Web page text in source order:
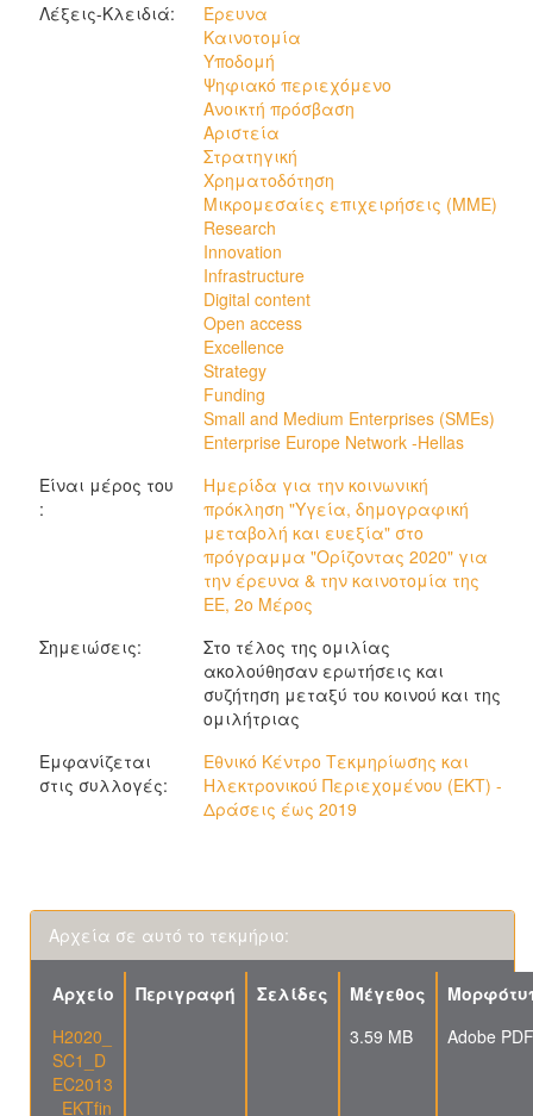
Λέξεις-Κλειδιά:
Έρευνα
Καινοτομία
Υποδομή
Ψηφιακό περιεχόμενο
Ανοικτή πρόσβαση
Αριστεία
Στρατηγική
Χρηματοδότηση
Μικρομεσαίες επιχειρήσεις (ΜΜΕ)
Research
Innovation
Infrastructure
Digital content
Open access
Excellence
Strategy
Funding
Small and Medium Enterprises (SMEs)
Enterprise Europe Network -Hellas
Είναι μέρος του
:
Ημερίδα για την κοινωνική
πρόκληση "Υγεία, δημογραφική
μεταβολή και ευεξία" στο
πρόγραμμα "Oρίζοντας 2020" για
την έρευνα & την καινοτομία της
ΕΕ, 2ο Μέρος
Σημειώσεις:
Στο τέλος της ομιλίας
ακολούθησαν ερωτήσεις και
συζήτηση μεταξύ του κοινού και της
ομιλήτριας
Εμφανίζεται
στις συλλογές:
Εθνικό Κέντρο Τεκμηρίωσης και
Ηλεκτρονικού Περιεχομένου (ΕΚΤ) -
Δράσεις έως 2019
Αρχεία σε αυτό το τεκμήριο:
Αρχείο Περιγραφή Σελίδες Μέγεθος
H2020_
SC1_D
EC2013
_EKTfin
3.59 MB Adobe PDF